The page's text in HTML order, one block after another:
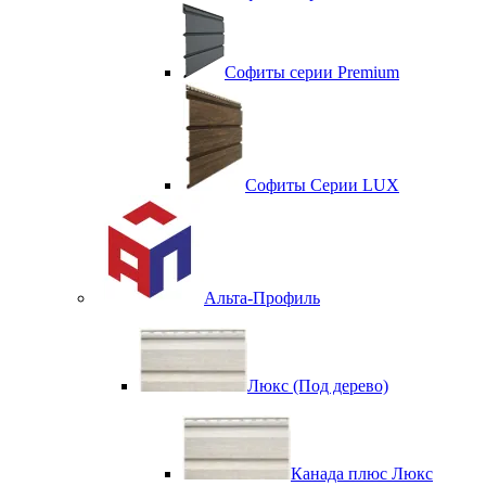
Софиты серии Premium
Софиты Серии LUX
Альта-Профиль
Люкс (Под дерево)
Канада плюс Люкс